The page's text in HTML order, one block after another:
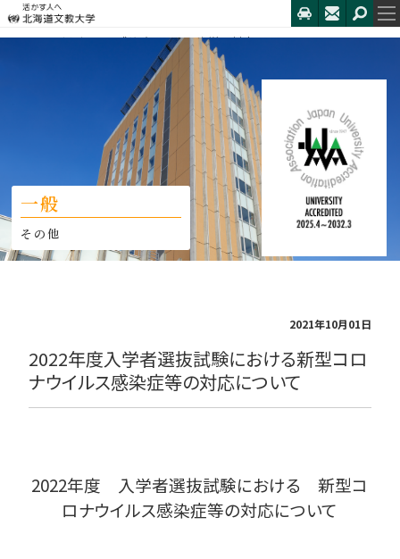
HOME 新型コロナ感染症に関する本学の対応について
2022年度入学者選抜試験における新型コ...
一般
その他
2021年10月01日
2022年度入学者選抜試験における新型コロ
ナウイルス感染症等の対応について
2022年度 入学者選抜試験における 新型コ
ロナウイルス感染症等の対応について